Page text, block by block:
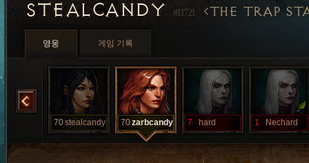
STEALCANDY #11721 THE TRAP
영웅 게임 기록
70stealcandy 70zarbcandy 7 hard 1 Nechard